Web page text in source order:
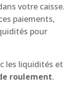
votre caisse.
paiements,
pour
les liquidités et
roulement.